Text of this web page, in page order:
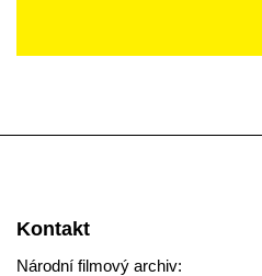
Kontakt
Národní filmový archiv: